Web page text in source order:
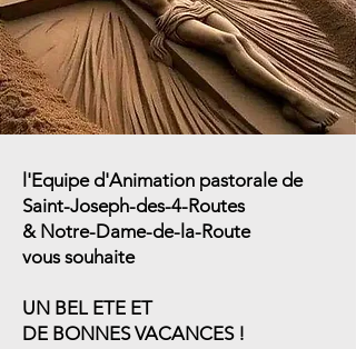
l'Equipe d'Animation pastorale de
Saint-Joseph-des-4-Routes
& Notre-Dame-de-la-Route
vous souhaite
UN BEL ETE ET
DE BONNES VACANCES !